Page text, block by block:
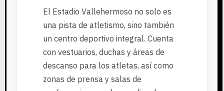
El Estadio Vallehermoso no solo es
una pista de atletismo, sino también
un centro deportivo integral. Cuenta
con vestuarios, duchas y áreas de
descanso para los atletas, así como
zonas de prensa y salas de